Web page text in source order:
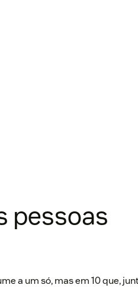
pessoas
a um só, mas em 10 que,